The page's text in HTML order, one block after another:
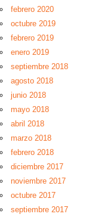
febrero 2020
octubre 2019
febrero 2019
enero 2019
septiembre 2018
agosto 2018
junio 2018
mayo 2018
abril 2018
marzo 2018
febrero 2018
diciembre 2017
noviembre 2017
octubre 2017
septiembre 2017